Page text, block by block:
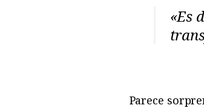
«Es
Parece